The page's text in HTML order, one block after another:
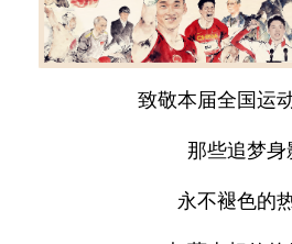
致敬本届全国运
那些追梦身
永不褪色的